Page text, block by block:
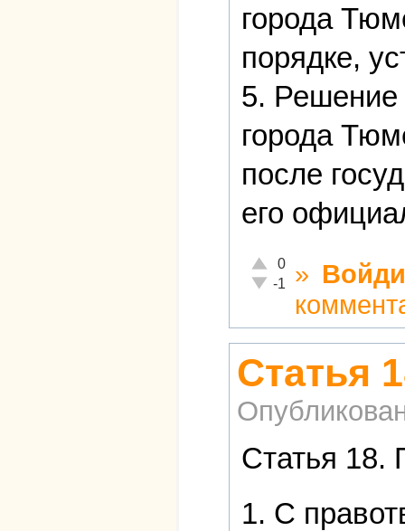
города
порядке,
5. Решение
города
после
его
Отлично!
0
Неадекватно!
-1 »
Статья
Статья 18.
1. С